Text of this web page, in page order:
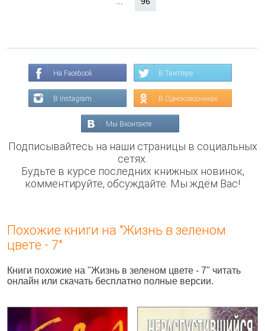
На Facebook В Твиттере
В Instagram В Одноклассниках
Мы Вконтакте
Подписывайтесь на наши страницы в социальных
сетях.
Будьте в курсе последних книжных новинок,
комментируйте, обсуждайте. Мы ждём Вас!
Похожие книги на "Жизнь в зеленом
цвете - 7"
Книги похожие на "Жизнь в зеленом цвете - 7" читать
онлайн или скачать бесплатно полные версии.